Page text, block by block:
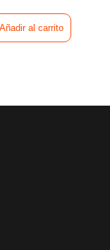
Añadir al carrito